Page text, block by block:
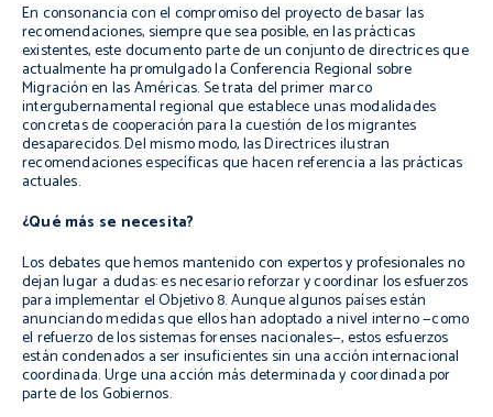
En consonancia con el compromiso del proyecto de basar las
recomendaciones, siempre que sea posible, en las prácticas
existentes, este documento parte de un conjunto de directrices que
actualmente ha promulgado la Conferencia Regional sobre
Migración en las Américas. Se trata del primer marco
intergubernamental regional que establece unas modalidades
concretas de cooperación para la cuestión de los migrantes
desaparecidos. Del mismo modo, lasDirectricesilustran
recomendaciones específicas que hacen referencia a las prácticas
actuales.
¿Qué más se necesita?
Los debates que hemos mantenido con expertos y profesionales no
dejan lugar a dudas: es necesario reforzar y coordinar los esfuerzos
para implementar el Objetivo 8. Aunque algunos países están
anunciando medidas que ellos han adoptado a nivel interno —como
el refuerzo de los sistemas forenses nacionales—, estos esfuerzos
están condenados a ser insuficientes sin una acción internacional
coordinada. Urge una acción más determinada y coordinada por
parte de los Gobiernos.